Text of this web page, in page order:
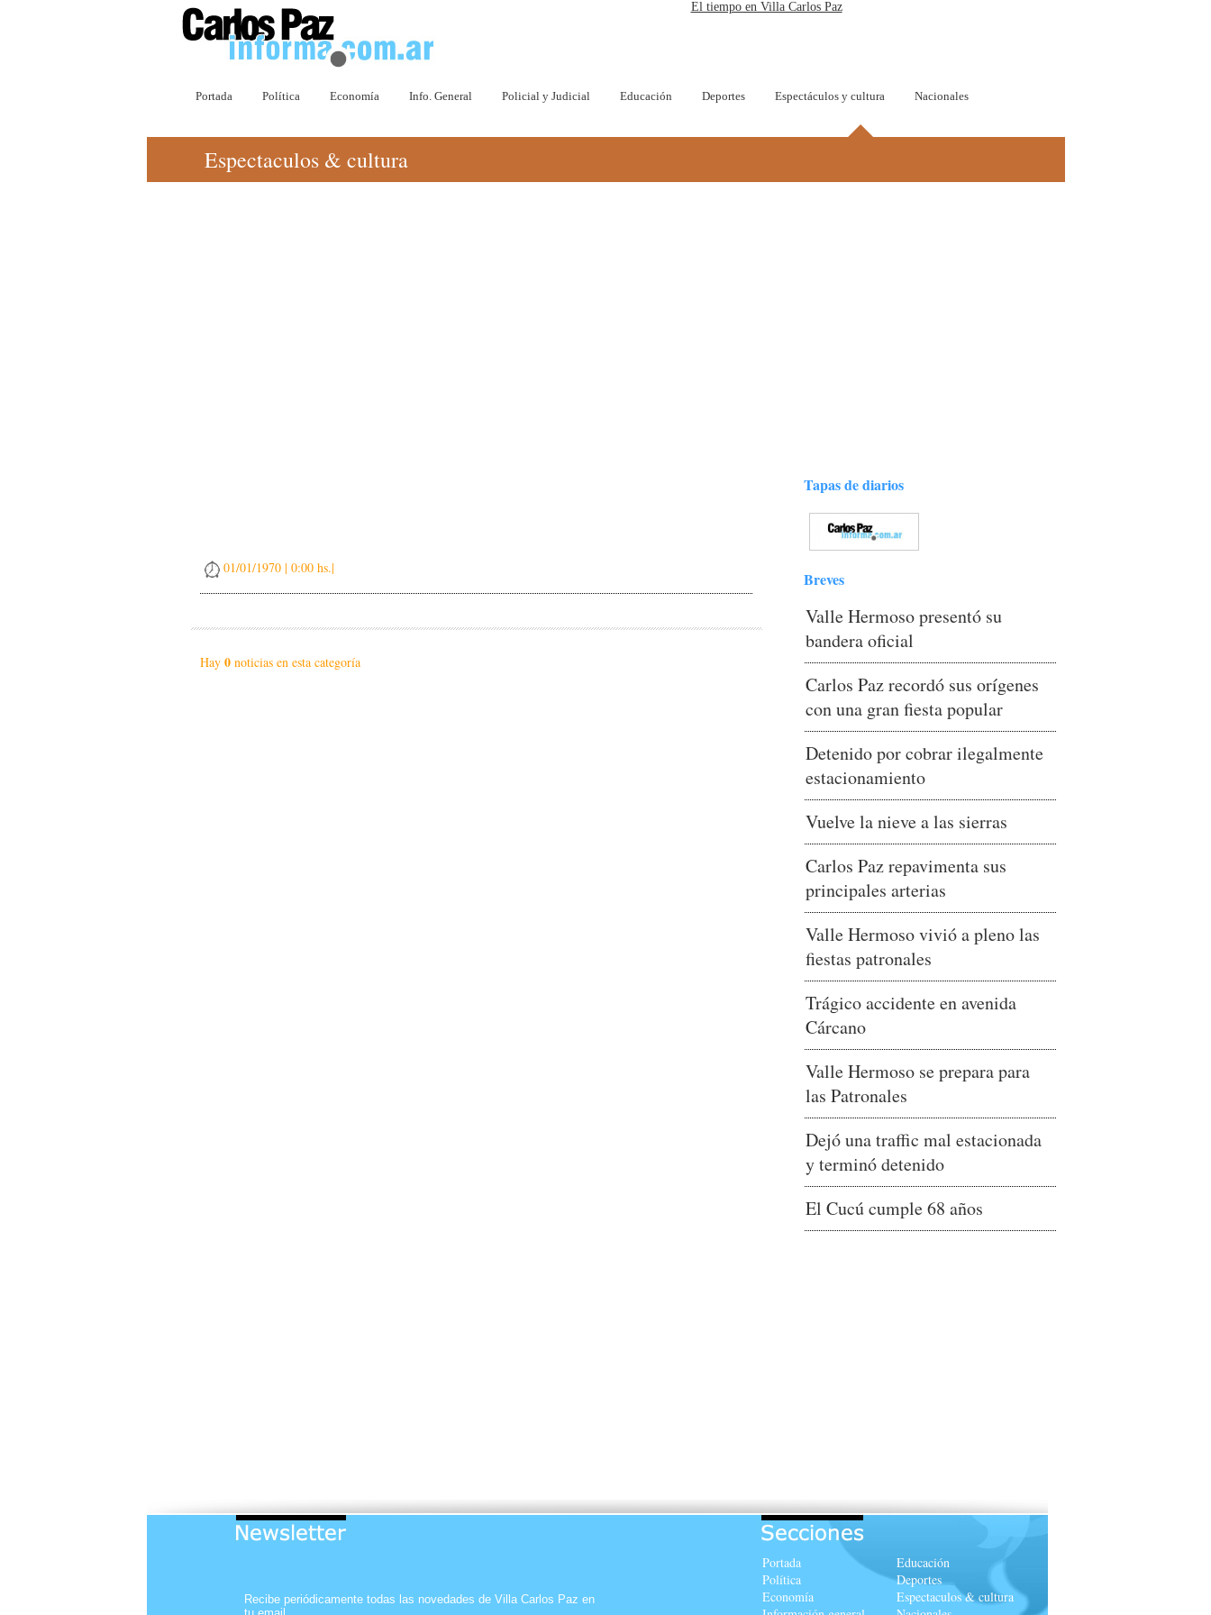
El tiempo en Villa Carlos Paz
Portada Política Economía Info. General Policial y Judicial Educación Deportes Espectáculos y cultura Nacionales
Espectaculos & cultura
Tapas de diarios
Breves
Valle Hermoso presentó su
bandera oficial
Carlos Paz recordó sus orígenes
con una gran fiesta popular
Detenido por cobrar ilegalmente
estacionamiento
Vuelve la nieve a las sierras
Carlos Paz repavimenta sus
principales arterias
Valle Hermoso vivió a pleno las
fiestas patronales
Trágico accidente en avenida
Cárcano
Valle Hermoso se prepara para
las Patronales
Dejó una traffic mal estacionada
y terminó detenido
El Cucú cumple 68 años
01/01/1970 | 0:00 hs.|
Hay 0noticias en esta categoría
Recibe periódicamente todas las novedades de Villa Carlos Paz en
Portada
Política
Economía
Educación
Deportes
Espectaculos & cultura